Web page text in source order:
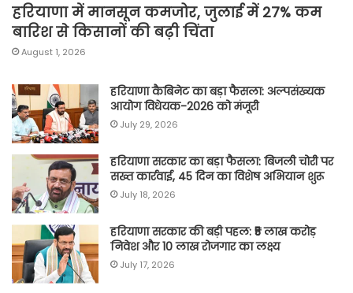
हरियाणा में मानसून कमजोर, जुलाई में 27% कम
बारिश से किसानों की बढ़ी चिंता
August 1, 2026
हरियाणा कैबिनेट का बड़ा फैसला: अल्पसंख्यक
आयोग विधेयक-2026 को मंजूरी
July 29, 2026
हरियाणा सरकार का बड़ा फैसला: बिजली चोरी पर
सख्त कार्रवाई, 45 दिन का विशेष अभियान शुरू
July 18, 2026
हरियाणा सरकार की बड़ी पहल: ₹5 लाख करोड़
निवेश और 10 लाख रोजगार का लक्ष्य
July 17, 2026